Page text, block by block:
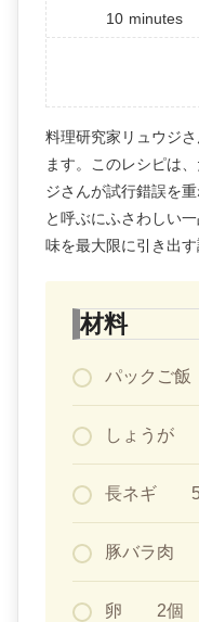
10 minutes
料理研究家リュウジ
ます。このレシピは
ジさんが試行錯誤を
と呼ぶにふさわしい
味を最大限に引き出す
材料
パックご
しょう
長ネギ
豚バラ肉
卵 2個